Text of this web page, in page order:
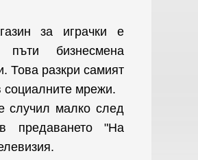
за играчки е
бизнесмена
Това разкри самият
социалните мрежи.
случил малко след
предаването "На